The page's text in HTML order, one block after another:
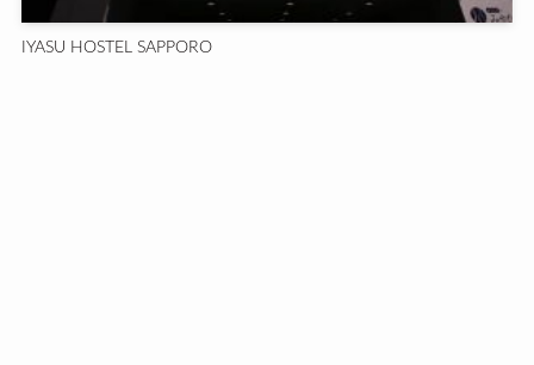
IYASU HOSTEL SAPPORO